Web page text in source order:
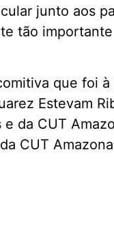
junto aos
tão
que foi à
Estevam
da CUT
CUT